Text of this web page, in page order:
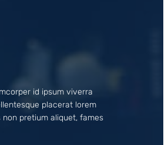
id ipsum viverra
placerat lorem
non pretium aliquet, fames